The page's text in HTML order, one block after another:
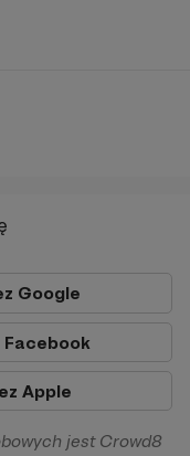
Google
Apple
jest Crowd8